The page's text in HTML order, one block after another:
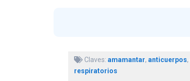
Claves: amamantar, anticuerpos,
respiratorios